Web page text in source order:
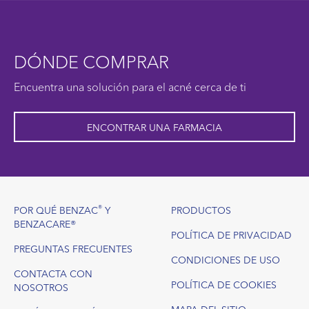
DÓNDE COMPRAR
Encuentra una solución para el acné cerca de ti
ENCONTRAR UNA FARMACIA
Footer
POR QUÉ BENZAC® Y
BENZACARE®
PREGUNTAS FRECUENTES
CONTACTA CON
NOSOTROS
PRODUCTOS
POLÍTICA DE PRIVACIDAD
CONDICIONES DE USO
POLÍTICA DE COOKIES